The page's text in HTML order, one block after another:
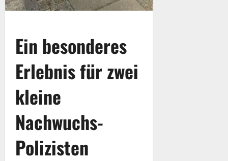
Ein besonderes
Erlebnis für zwei
kleine
Nachwuchs-
Polizisten